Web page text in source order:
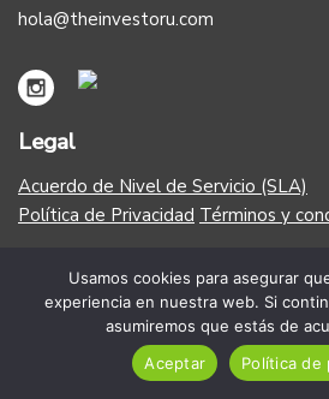
hola@theinvestoru.com
Legal
Acuerdo de Nivel de Servicio (SLA)
Política de Privacidad Términos y
Aceptamos MasterCard, Visa,
Pay
Copyright 2023 - The Investor U -
reservados - Propiedad de MDC
Usamos cookies para asegurar
experiencia en nuestra web. Si
asumiremos que estás de
Aceptar
Política de